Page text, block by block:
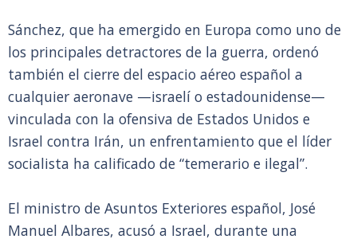
Sánchez, que ha emergido en Europa como uno de
los principales detractores de la guerra, ordenó
también el cierre del espacio aéreo español a
cualquier aeronave —israelí o estadounidense—
vinculada con la ofensiva de Estados Unidos e
Israel contra Irán, un enfrentamiento que el líder
socialista ha calificado de “temerario e ilegal”.
El ministro de Asuntos Exteriores español, José
Manuel Albares, acusó a Israel, durante una